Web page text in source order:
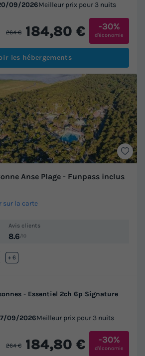
09/2026Meilleur prix pour 3 nuits
264 € 184,80 € -30%
d'économie
les hébergements
Anse Plage - Funpass inclus
sur la carte
Avis clients
8.6/10
mer
+ 6
- Essentiel 2ch 6p Signature
09/2026Meilleur prix pour 3 nuits
264 € 184,80 € -30%
d'économie